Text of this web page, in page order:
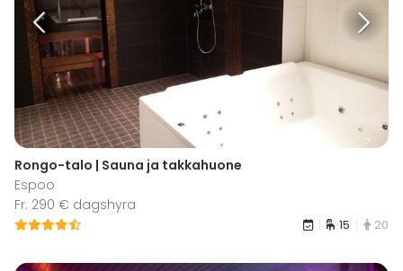
Rongo-talo | Sauna ja takkahuone
Espoo
Fr. 290 € dagshyra
15 20